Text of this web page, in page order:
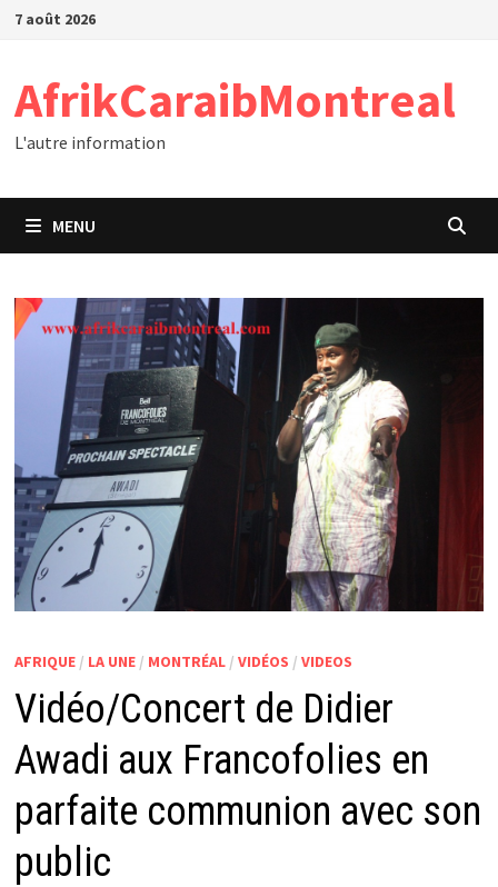
Passer
7 août 2026
AfrikCaraibMontreal
L'autre information
MENU
AFRIQUE/ LA UNE/ MONTRÉAL/ VIDÉOS / VIDEOS
Vidéo/Concert de Didier
Awadi aux Francofolies en
parfaite communion avec son
public